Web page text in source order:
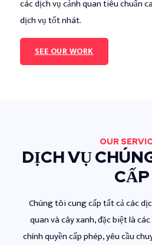
các dịch vụ cảnh quan tiêu chuẩn
dịch vụ tốt nhát.
SEE OUR WORK
OUR
DỊCH VỤ
CẤP
Chúng tôi cung cấp tất cả các
quan và cây xanh, đặc biệt là
chính quyền cấp phép, yêu cầu